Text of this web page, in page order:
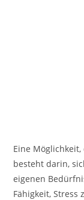
Eine
besteht darin,
eigenen
Fähigkeit, Stress